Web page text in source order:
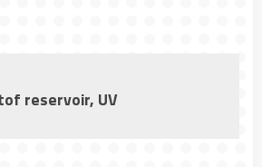
reservoir, UV